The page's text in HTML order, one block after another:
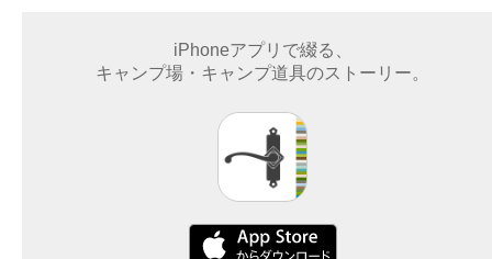
iPhoneアプリで綴る、
キャンプ場・キャンプ道具のストーリー。